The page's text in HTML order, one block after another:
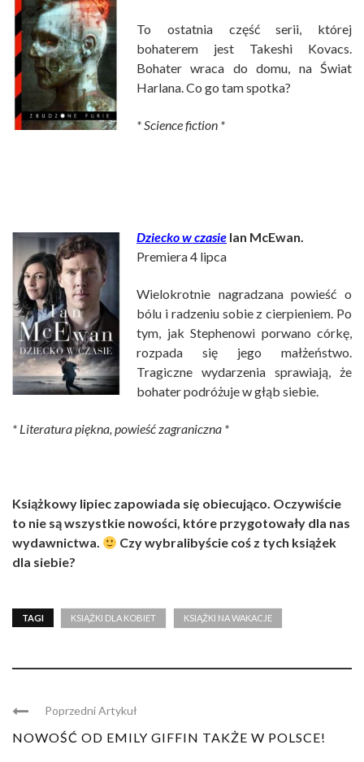
To ostatnia część serii, której
bohaterem jest Takeshi Kovacs.
Bohater wraca do domu, na Świat
Harlana. Co go tam spotka?
* Science fiction *
Dziecko w czasie Ian McEwan.
Premiera 4 lipca
Wielokrotnie nagradzana powieść o
bólu i radzeniu sobie z cierpieniem. Po
tym, jak Stephenowi porwano córkę,
rozpada się jego małżeństwo.
Tragiczne wydarzenia sprawiają, że
bohater podróżuje w głąb siebie.
* Literatura piękna, powieść zagraniczna *
Książkowy lipiec zapowiada się obiecująco. Oczywiście
to nie są wszystkie nowości, które przygotowały dla nas
wydawnictwa.
Czy wybralibyście coś z tych książek
dla siebie?
TAGI KSIĄŻKI DLA KOBIET KSIĄŻKI NA WAKACJE
Poprzedni Artykuł
NOWOŚĆ OD EMILY GIFFIN TAKŻE W POLSCE!